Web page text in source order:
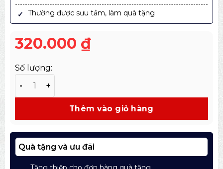
Thường được sưu tầm, làm quà tặng
320.000 ₫
Số lượng:
Thêm vào giỏ hàng
Quà tặng và ưu đãi